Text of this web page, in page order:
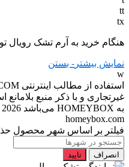
tt
tx
هنگام خرید به آرم تشک رویال
نمایش بیشتر - بستن
w
غیرتجاری و با ذکر منبع
به HOMEYBOX می‌باشد
homeybox.com
فیلتر بر اساس شهر محصول
انصراف تایید